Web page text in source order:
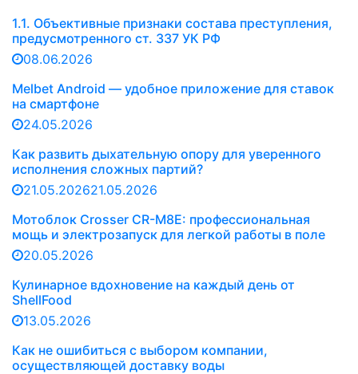
1.1. Объективные признаки состава преступления,
предусмотренного ст. 337 УК РФ
08.06.2026
Melbet Android — удобное приложение для ставок
на смартфоне
24.05.2026
Как развить дыхательную опору для уверенного
исполнения сложных партий?
21.05.202621.05.2026
Мотоблок Crosser CR-M8E: профессиональная
мощь и электрозапуск для легкой работы в поле
20.05.2026
Кулинарное вдохновение на каждый день от
ShellFood
13.05.2026
Как не ошибиться с выбором компании,
осуществляющей доставку воды